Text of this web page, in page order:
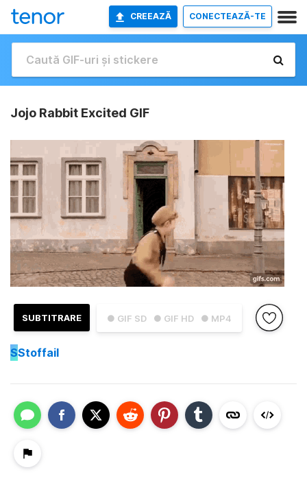
CREEAZĂ CONECTEAZĂ-TE
Jojo Rabbit Excited GIF
● GIF SD ● GIF HD ● MP4
SUBTITRARE
SStoffail